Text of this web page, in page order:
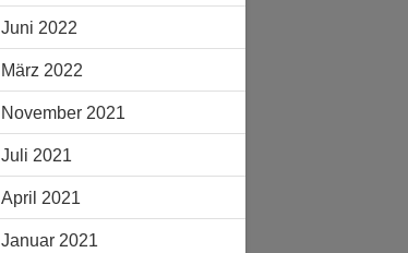
Juni 2022
März 2022
November 2021
Juli 2021
April 2021
Januar 2021